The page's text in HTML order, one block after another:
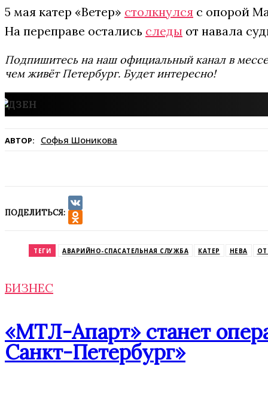
5 мая катер «Ветер» столкнулся с опорой
На переправе остались следы от навала
Подпишитесь на наш официальный канал в
чем живёт Петербург. Будет интересно!
АВТОР: Софья Шоникова
ПОДЕЛИТЬСЯ:
VK
ТЕГИ АВАРИЙНО-СПАСАТЕЛЬНАЯ СЛУЖБА КАТЕР НЕВА
БИЗНЕС
«МТЛ-Апарт» станет
Санкт-Петербург»